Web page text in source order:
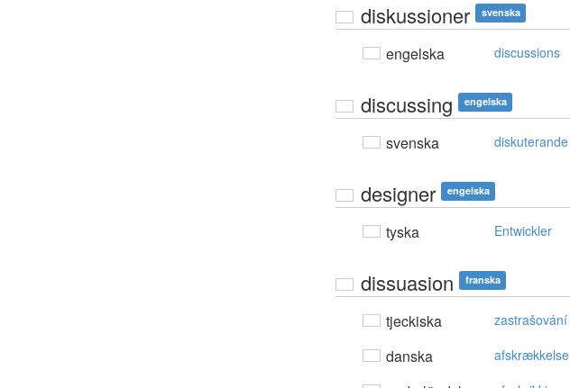
diskussioner svenska
engelska discussions
discussing engelska
svenska diskuterande
designer engelska
tyska Entwickler
dissuasion franska
tjeckiska zastrašování
danska afskrækkelse